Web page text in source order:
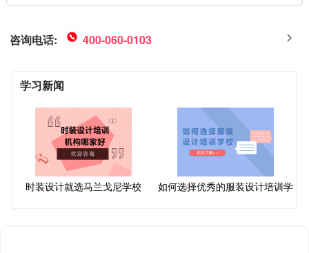
咨询电话: 400-060-0103
学习新闻
时装设计就选马兰戈尼学校
如何选择优秀的服装设计培训学